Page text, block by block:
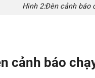
Hình 2:Đèn cảnh báo
cảnh báo